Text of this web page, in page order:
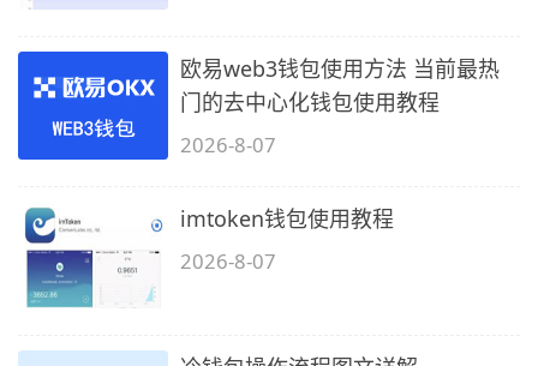
欧易web3钱包使用方法 当前最热
门的去中心化钱包使用教程
2026-8-07
imtoken钱包使用教程
2026-8-07